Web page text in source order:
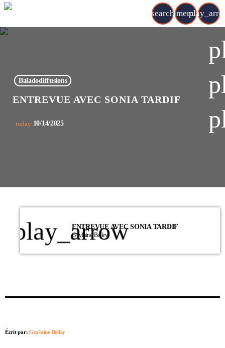
search menu
Baladodiffusions
ENTREVUE AVEC SONIA TARDIF
today 10/14/2025
play_arrow
ENTREVUE AVEC SONIA TARDIF
Guylaine Belley
Écrit par:Guylaine Belley